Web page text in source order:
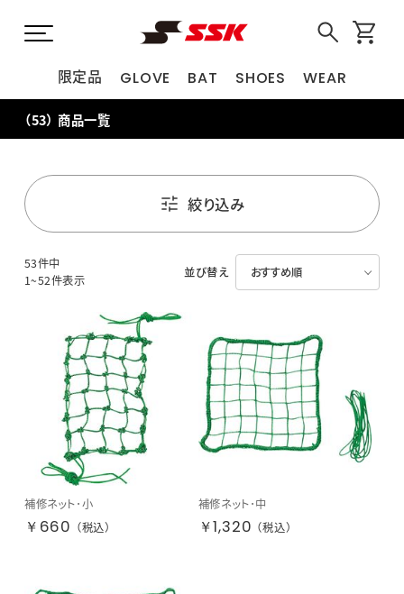
限定品 GLOVE BAT SHOES WEAR
（53） 商品一覧
絞り込み
53件中
1~52件表示
並び替え
補修ネット･小
￥660 （税込）
補修ネット･中
￥1,320 （税込）